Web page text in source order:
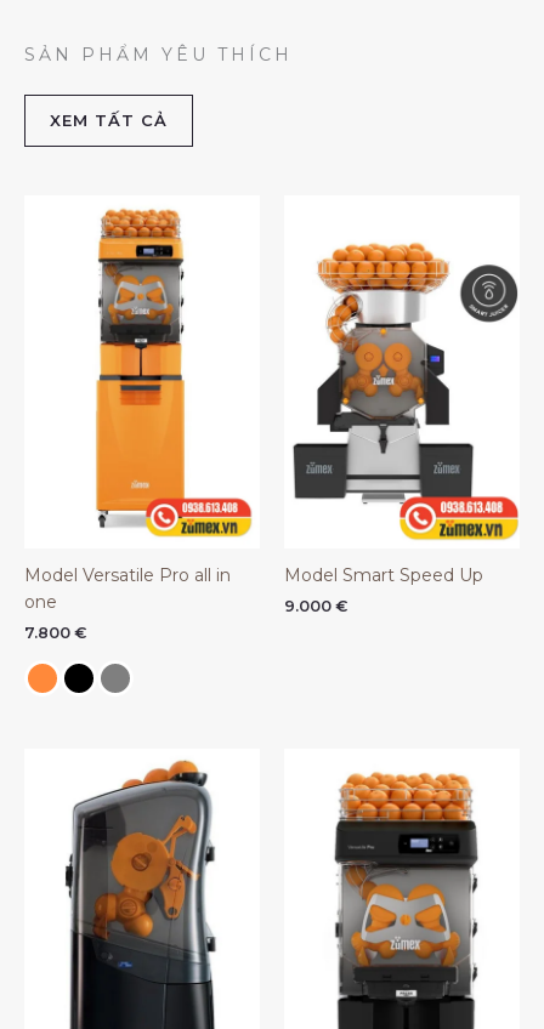
SẢN PHẨM YÊU THÍCH
XEM TẤT CẢ
Model Versatile Pro all in
one
7.800 €
Model Smart Speed Up
9.000 €